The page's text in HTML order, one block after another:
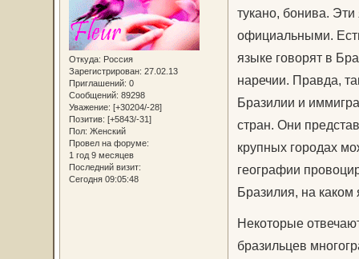
Откуда: Россия
Зарегистрирован: 27.02.13
Приглашений: 0
Сообщений: 89298
Уважение: [+30204/-28]
Позитив: [+5843/-31]
Пол: Женский
Провел на форуме:
1 год 9 месяцев
Последний визит:
Сегодня 09:05:48
тукано, бонива.
официальными.
языке говорят в
наречии. Правда,
Бразилии и
стран. Они
крупных городах
географии
Бразилия, на каком
Некоторые
бразильцев